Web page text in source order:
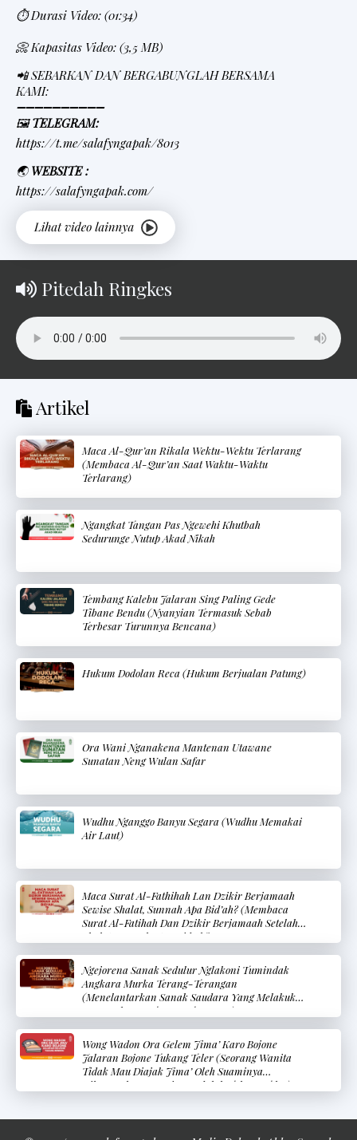
⏱Durasi Video: (01:34)
📀 Kapasitas Video: (3,5 MB)
📲 SEBARKAN DAN BERGABUNGLAH BERSAMA
KAMI:
➖➖➖➖➖➖➖➖➖➖
🖼TELEGRAM:
https://t.me/salafyngapak/8013
🌏WEBSITE :
https://salafyngapak.com/
Pitedah Ringkes
Artikel
Maca Al-Qur’an Rikala Wektu-Wektu Terlarang
(Membaca Al-Qur’an Saat Waktu-Waktu
Terlarang)
Ngangkat Tangan Pas Ngewehi Khutbah
Sedurunge Nutup Akad Nikah
Tembang Kalebu Jalaran Sing Paling Gede
Tibane Bendu (Nyanyian Termasuk Sebab
Terbesar Turunnya Bencana)
Hukum Dodolan Reca (Hukum Berjualan Patung)
Ora Wani Nganakena Mantenan Utawane
Sunatan Neng Wulan Safar
Wudhu Nganggo Banyu Segara (Wudhu Memakai
Air Laut)
Maca Surat Al-Fathihah Lan Dzikir Berjamaah
Sewise Shalat, Sunnah Apa Bid’ah? (Membaca
Surat Al-Fatihah Dan Dzikir Berjamaah Setelah
Shalat, Sunnah Atau Bid’ah?
Ngejorena Sanak Sedulur Nglakoni Tumindak
Angkara Murka Terang-Terangan
(Menelantarkan Sanak Saudara Yang Melakukan
Kemungkaran Terang-Terangan)
Wong Wadon Ora Gelem Jima’ Karo Bojone
Jalaran Bojone Tukang Teler (Seorang Wanita
Tidak Mau Diajak Jima’ Oleh Suaminya
Dikarenakan Suaminya Adalah Tukang Teler)